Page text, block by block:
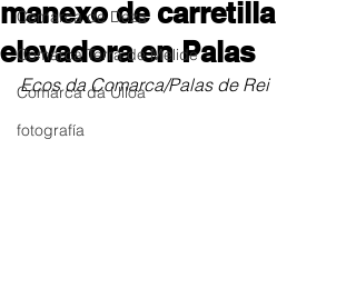
Comarca de Deza
Comarca Terra de Melide
Comarca da Ulloa
fotografía
manexo de carretilla
elevadora en Palas
Ecos da Comarca/Palas de Rei